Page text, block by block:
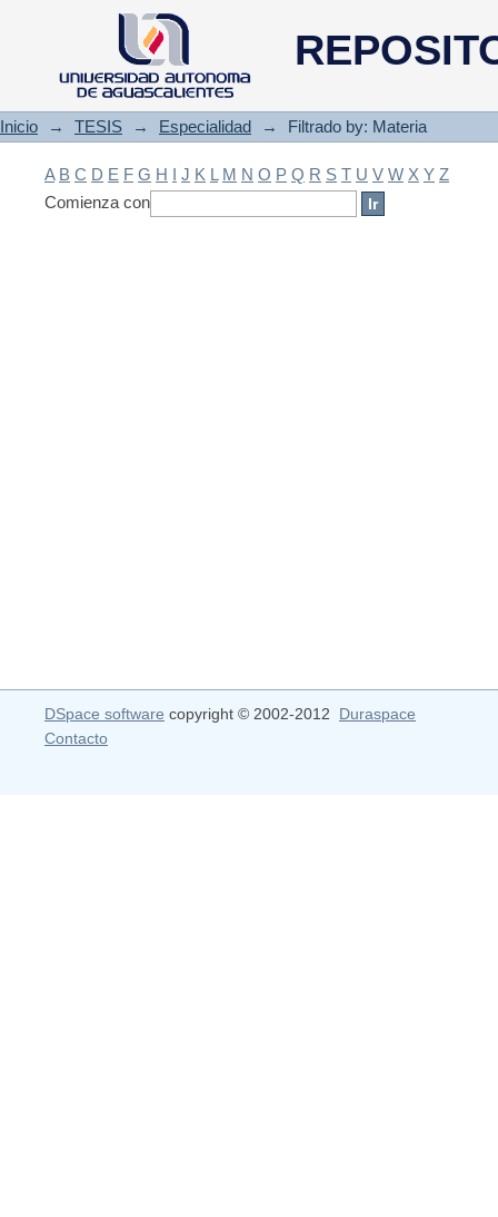
Filtrado by: Materia
Inicio → TESIS → Especialidad → Filtrado by: Materia
A B C D E F G H I J K L M N O P Q R S T U V W X Y Z
Comienza con
DSpace software copyright © 2002-2012 Duraspace
Contacto